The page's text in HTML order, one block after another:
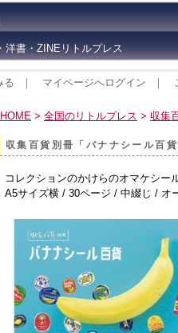
書・ZINEリトルプレス
る ｜ マイページへログイン ｜
HOME > 全国のリトルプレス > 収集
収集百貨別冊「バナナシール百
コレクションのかけらのオマケシー
A5サイズ横 / 30ページ / 中綴じ / オ